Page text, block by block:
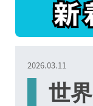
2026.03.11
世